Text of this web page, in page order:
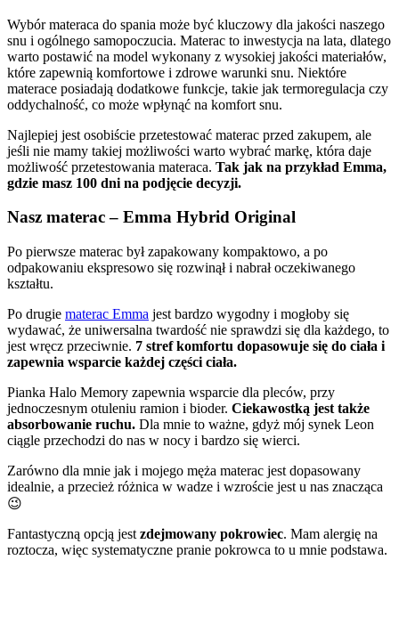
Wybór materaca do spania może być kluczowy dla jakości naszego
snu i ogólnego samopoczucia. Materac to inwestycja na lata, dlatego
warto postawić na model wykonany z wysokiej jakości materiałów,
które zapewnią komfortowe i zdrowe warunki snu. Niektóre
materace posiadają dodatkowe funkcje, takie jak termoregulacja czy
oddychalność, co może wpłynąć na komfort snu.
Najlepiej jest osobiście przetestować materac przed zakupem, ale
jeśli nie mamy takiej możliwości warto wybrać markę, która daje
możliwość przetestowania materaca. Tak jak na przykład Emma,
gdzie masz 100 dni na podjęcie decyzji.
Nasz materac – Emma Hybrid Original
Po pierwsze materac był zapakowany kompaktowo, a po
odpakowaniu ekspresowo się rozwinął i nabrał oczekiwanego
kształtu.
Po drugie materac Emma jest bardzo wygodny i mogłoby się
wydawać, że uniwersalna twardość nie sprawdzi się dla każdego, to
jest wręcz przeciwnie. 7 stref komfortu dopasowuje się do ciała i
zapewnia wsparcie każdej części ciała.
Pianka Halo Memory zapewnia wsparcie dla pleców, przy
jednoczesnym otuleniu ramion i bioder. Ciekawostką jest także
absorbowanie ruchu. Dla mnie to ważne, gdyż mój synek Leon
ciągle przechodzi do nas w nocy i bardzo się wierci.
Zarówno dla mnie jak i mojego męża materac jest dopasowany
idealnie, a przecież różnica w wadze i wzroście jest u nas znacząca
😉
Fantastyczną opcją jest zdejmowany pokrowiec. Mam alergię na
roztocza, więc systematyczne pranie pokrowca to u mnie podstawa.